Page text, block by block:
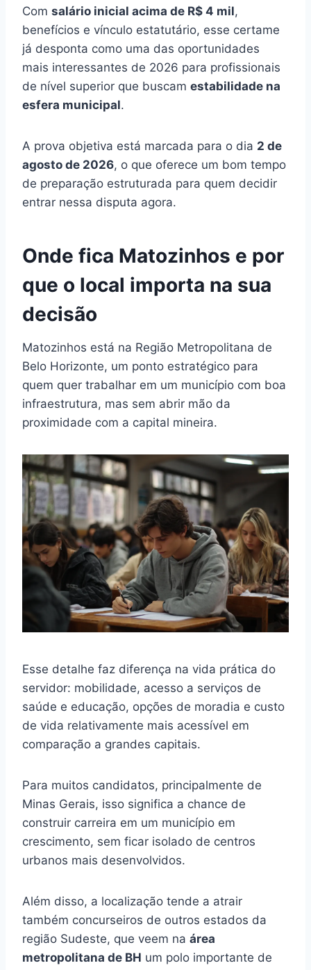
Com salário inicial acima de R$ 4 mil,
benefícios e vínculo estatutário, esse certame
já desponta como uma das oportunidades
mais interessantes de 2026 para profissionais
de nível superior que buscam estabilidade na
esfera municipal.
A prova objetiva está marcada para o dia 2 de
agosto de 2026, o que oferece um bom tempo
de preparação estruturada para quem decidir
entrar nessa disputa agora.
Onde fica Matozinhos e por
que o local importa na sua
decisão
Matozinhos está na Região Metropolitana de
Belo Horizonte, um ponto estratégico para
quem quer trabalhar em um município com boa
infraestrutura, mas sem abrir mão da
proximidade com a capital mineira.
Esse detalhe faz diferença na vida prática do
servidor: mobilidade, acesso a serviços de
saúde e educação, opções de moradia e custo
de vida relativamente mais acessível em
comparação a grandes capitais.
Para muitos candidatos, principalmente de
Minas Gerais, isso significa a chance de
construir carreira em um município em
crescimento, sem ficar isolado de centros
urbanos mais desenvolvidos.
Além disso, a localização tende a atrair
também concurseiros de outros estados da
região Sudeste, que veem na área
metropolitana de BH um polo importante de